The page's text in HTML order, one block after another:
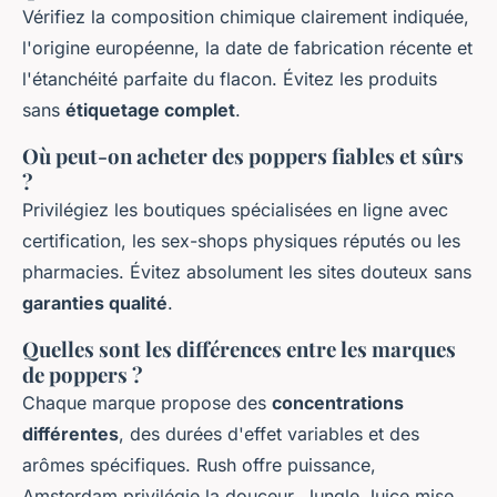
Vérifiez la composition chimique clairement indiquée,
l'origine européenne, la date de fabrication récente et
l'étanchéité parfaite du flacon. Évitez les produits
sans étiquetage complet.
Où peut-on acheter des poppers fiables et sûrs
?
Privilégiez les boutiques spécialisées en ligne avec
certification, les sex-shops physiques réputés ou les
pharmacies. Évitez absolument les sites douteux sans
garanties qualité.
Quelles sont les différences entre les marques
de poppers ?
Chaque marque propose des concentrations
différentes, des durées d'effet variables et des
arômes spécifiques. Rush offre puissance,